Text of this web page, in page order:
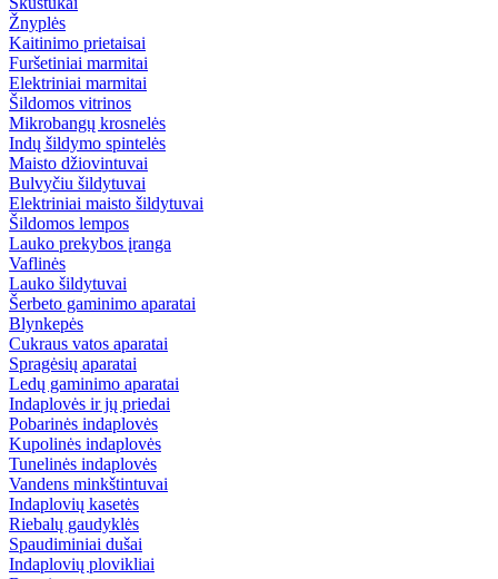
Žnyplės
Kaitinimo prietaisai
Furšetiniai marmitai
Elektriniai marmitai
Šildomos vitrinos
Mikrobangų krosnelės
Indų šildymo spintelės
Maisto džiovintuvai
Bulvyčiu šildytuvai
Elektriniai maisto šildytuvai
Šildomos lempos
Lauko prekybos įranga
Vaflinės
Lauko šildytuvai
Šerbeto gaminimo aparatai
Blynkepės
Cukraus vatos aparatai
Spragėsių aparatai
Ledų gaminimo aparatai
Indaplovės ir jų priedai
Pobarinės indaplovės
Kupolinės indaplovės
Tunelinės indaplovės
Vandens minkštintuvai
Indaplovių kasetės
Riebalų gaudyklės
Spaudiminiai dušai
Indaplovių plovikliai